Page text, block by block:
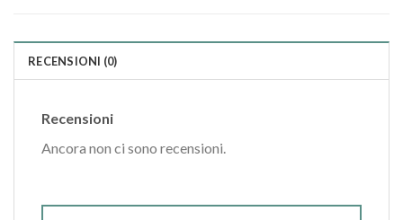
RECENSIONI (0)
Recensioni
Ancora non ci sono recensioni.